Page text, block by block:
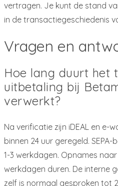
vertragen. Je kunt de stand
in de transactiegeschiedenis
Vragen en
Hoe lang duurt het
uitbetaling bij
verwerkt?
Na verificatie zijn iDEAL en e-
binnen 24 uur geregeld.
1-3 werkdagen. Opnames
werkdagen duren. De interne
zelf is normaal gesproken tot